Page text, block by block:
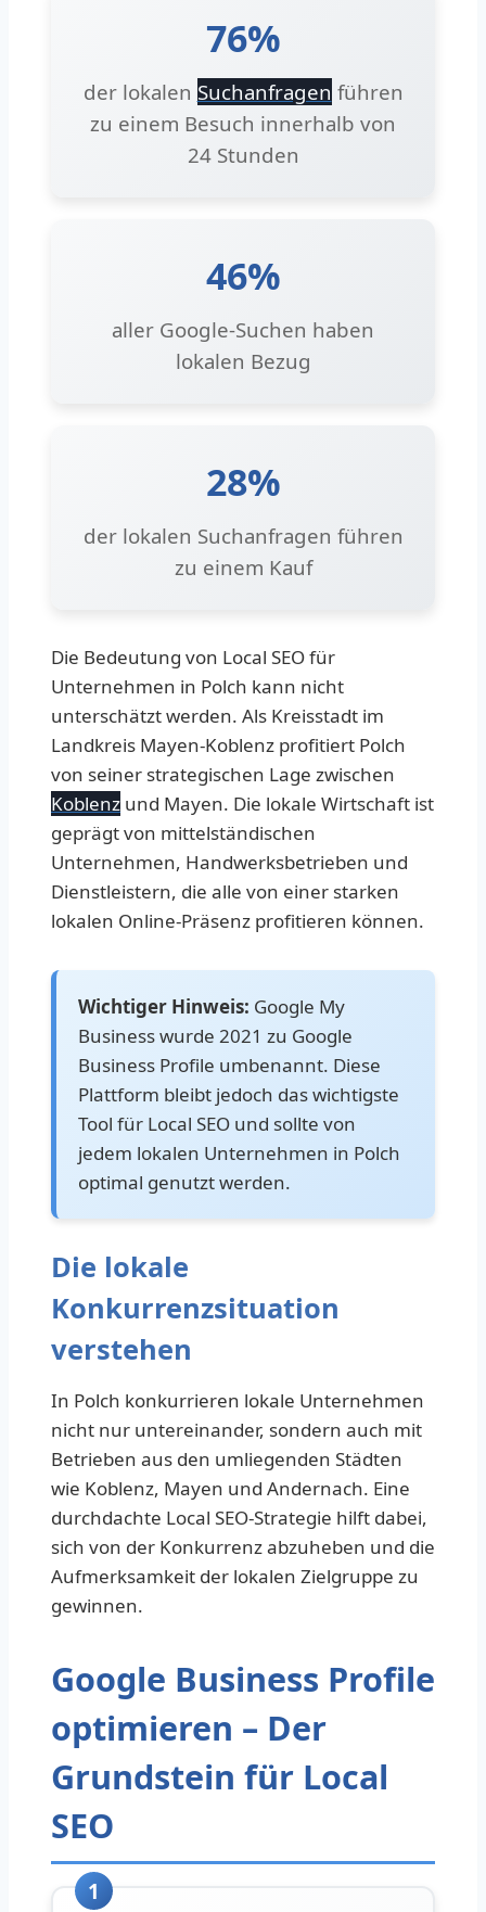
76%
der lokalen Suchanfragen führen
zu einem Besuch innerhalb von
24 Stunden
46%
aller Google-Suchen haben
lokalen Bezug
28%
der lokalen Suchanfragen führen
zu einem Kauf
Die Bedeutung von Local SEO für
Unternehmen in Polch kann nicht
unterschätzt werden. Als Kreisstadt im
Landkreis Mayen-Koblenz profitiert Polch
von seiner strategischen Lage zwischen
Koblenz und Mayen. Die lokale Wirtschaft ist
geprägt von mittelständischen
Unternehmen, Handwerksbetrieben und
Dienstleistern, die alle von einer starken
lokalen Online-Präsenz profitieren können.
Wichtiger Hinweis: Google My
Business wurde 2021 zu Google
Business Profile umbenannt. Diese
Plattform bleibt jedoch das wichtigste
Tool für Local SEO und sollte von
jedem lokalen Unternehmen in Polch
optimal genutzt werden.
Die lokale
Konkurrenzsituation
verstehen
In Polch konkurrieren lokale Unternehmen
nicht nur untereinander, sondern auch mit
Betrieben aus den umliegenden Städten
wie Koblenz, Mayen und Andernach. Eine
durchdachte Local SEO-Strategie hilft dabei,
sich von der Konkurrenz abzuheben und die
Aufmerksamkeit der lokalen Zielgruppe zu
gewinnen.
Google Business Profile
optimieren – Der
Grundstein für Local
SEO
1